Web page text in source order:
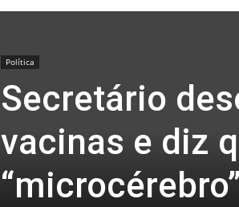
Política
Secretário
vacinas e diz
“microcérebro”